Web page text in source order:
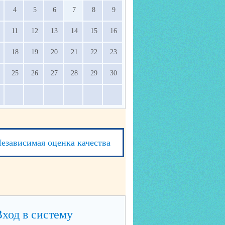
4 5 6 7 8 9
11 12 13 14 15 16
18 19 20 21 22 23
25 26 27 28 29 30
оценка качества
в систему